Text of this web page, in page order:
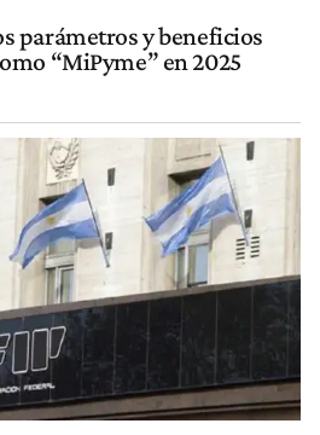
parámetros y beneficios
“MiPyme” en 2025